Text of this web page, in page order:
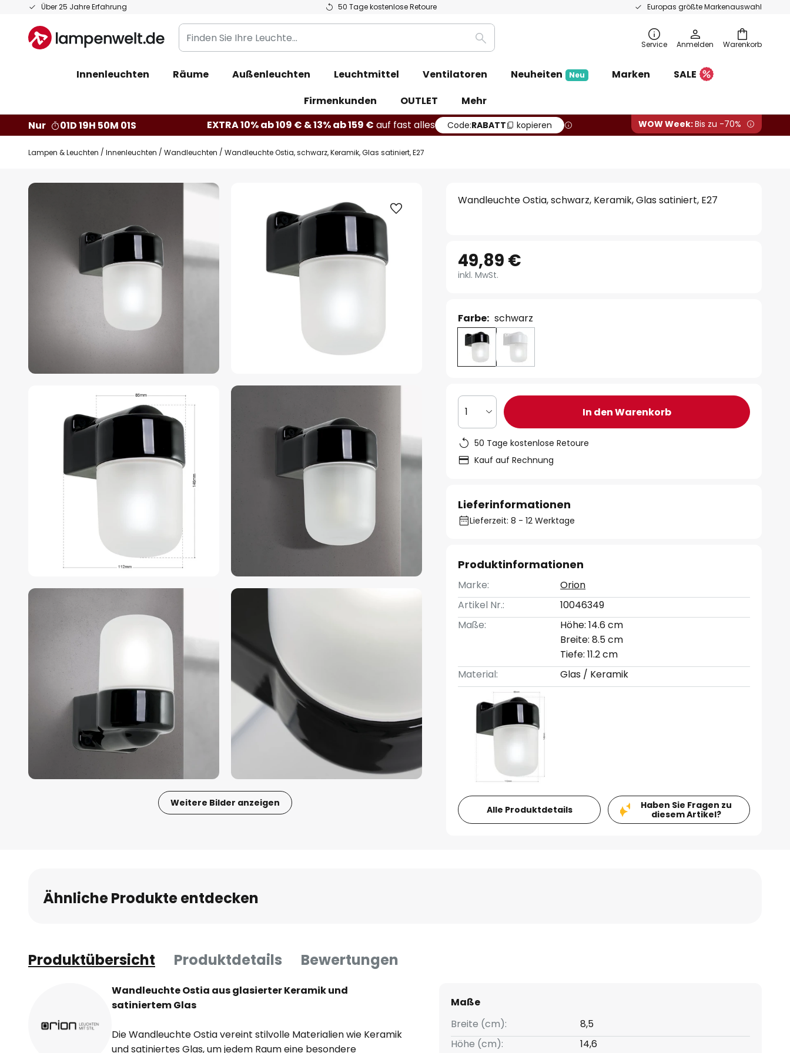
Über 25 Jahre Erfahrung 50 Tage kostenlose Retoure Europas größte Markenauswahl
Zum
springen
Warenkorb
Finden
Sie
Leuchte...
Suche Service Anmelden
Innenleuchten Räume Außenleuchten Leuchtmittel Ventilatoren Neuheiten Neu Marken
SALE
Firmenkunden
OUTLET
Mehr
Nur
01D 19H 50M 00S EXTRA 10% ab 109 € & 13% ab 159 € auf fast alles Code:RABATT kopieren WOW Week:Bis zu -70%
Lampen & Leuchten Innenleuchten Wandleuchten Wandleuchte Ostia, schwarz, Keramik, Glas satiniert, E27
Zum
Weitere Bilder anzeigen
Wandleuchte Ostia, schwarz, Keramik, Glas satiniert, E27
49,89 €
inkl. MwSt.
Farbe: schwarz
1 In den Warenkorb
50 Tage kostenlose Retoure
Kauf auf Rechnung
Lieferinformationen
Lieferzeit: 8 - 12 Werktage
Produktinformationen
Marke:
Orion
Artikel Nr.:
10046349
Maße:
Höhe: 14.6 cm
Breite: 8.5 cm
Tiefe: 11.2 cm
Material:
Glas / Keramik
Alle Produktdetails
Haben Sie Fragen zu
diesem Artikel?
Ähnliche Produkte entdecken
Produktübersicht Produktdetails Bewertungen
Wandleuchte Ostia aus glasierter Keramik und
satiniertem Glas
Die Wandleuchte Ostia vereint stilvolle Materialien wie Keramik
und satiniertes Glas, um jedem Raum eine besondere
Maße
Breite (cm):
8,5
Höhe (cm):
14,6